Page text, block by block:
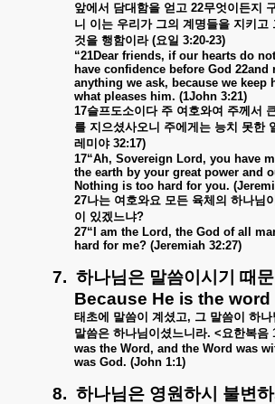
앞에서 담대함을 얻고 22무엇이든지
니 이는 우리가 그의 계명들을 지키고
것을 행함이라 (요일 3:20-23)
“21Dear friends, if our hearts do
have confidence before God 22and
anything we ask, because we keep
what pleases him. (1John 3:21)
17슬프도소이다 주 여호와여 주께서
를 지으셨사오니 주에게는 능치 못한
레미야 32:17)
17“Ah, Sovereign Lord, you have
the earth by your great power and
Nothing is too hard for you.
27나는 여호와요 모든 육체의 하나님
이 있겠느냐?
27“I am the Lord, the God of all
hard for me? (Jeremiah 32:27)
7. 하나님은 말씀이시기 때문
Because He is the word
태초에 말씀이 계셨고, 그 말씀이 하나
말씀은 하나님이셨느니라. < 요한복음
was the Word, and the Word was
was God. (John 1:1)
8. 하나님은 영원하시 불변하